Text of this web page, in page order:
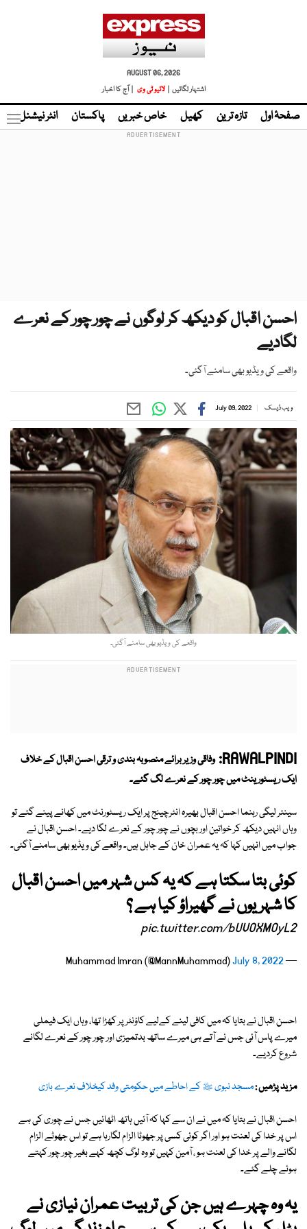
AUGUST 06, 2026
اشتہار لگائیں |
لائیو ٹی وی | آج کا اخبار
صفحۂ اول تازہ ترین کھیل خاص خبریں پاکستان انٹر نیشنل
احسن اقبال کو دیکھ کر لوگوں نے چور چور کے نعرے
لگادیے
واقعے کی ویڈیو بھی سامنے آگئی۔
ویب ڈیسک July 09, 2022
واقعے کی ویڈیو بھی سامنے آگئی۔
RAWALPINDI: وفاقی وزیر برائے منصوبہ بندی و ترقی احسن اقبال کے خلاف
ایک ریسٹورینٹ میں چور چور کے نعرے لگ گئے۔
سینئر لیگی رہنما احسن اقبال بھیرہ انٹرچینج پر ایک ریسٹورنٹ میں کھانے پینے گئے تو
وہاں انہیں دیکھ کر خواتین اور بچوں نے چور چور کے نعرے لگا دیے۔ احسن اقبال نے
جواب میں انہیں کہا کہ یہ عمران خان کے جاہل ہیں۔ واقعے کی ویڈیو بھی سامنے آگئی۔
کوئی بتا سکتا ہے کہ یہ کس شہر میں احسن اقبال
کا شہریوں نے گھیراؤ کیا ہے ؟
pic.twitter.com/bUVOXMOyL2
— Muhammad Imran (@MannMuhammad)
July 8, 2022
احسن اقبال نے بتایا کہ میں کافی لینے کےلیے کاؤنٹر پر کھڑا تھا، وہاں ایک فیملی
میرے پاس آئی جس نے آتے ہی میرے ساتھ بدتمیزی اور چور چور کے نعرے لگانے
شروع کردیے۔
مزید پڑھیں :مسجد نبوی ﷺ کے احاطے میں حکومتی وفد کیخلاف نعرے بازی
احسن اقبال نے بتایا کہ میں نے ان سے کہا کہ آئیں ہاتھ اٹھائیں جس نے چوری کی ہے
اس پر خدا کی لعنت ہو اور اگر کوئی کسی پر جھوٹا الزام لگارہا ہے تو اس جھوٹے الزام
لگانے والے پر خدا کی لعنت ہو ، آمین کہیں تو وہ لوگ کچھ کہے بغیر چور چور کہتے
ہوئے چلے گئے۔
یہ وہ چہرے ہیں جن کی تربیت عمران نیازی نے